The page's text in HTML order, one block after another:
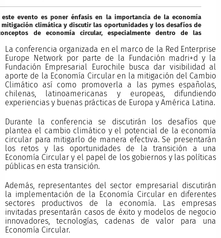
evento es poner énfasis en la importancia de la economía
climática y discutir las oportunidades y los desafíos de
de economía circular, especialmente dentro de las
La conferencia organizada en el marco de la Red Enterprise
Europe Network por parte de la Fundación madri+d y la
Fundación Empresarial Eurochile busca dar visibilidad al
aporte de la Economía Circular en la mitigación del Cambio
Climático así como promoverla a las pymes españolas,
chilenas, latinoamericanas y europeas, difundiendo
experiencias y buenas prácticas de Europa y América Latina.
Durante la conferencia se discutirán los desafíos que
plantea el cambio climático y el potencial de la economía
circular para mitigarlo de manera efectiva. Se presentarán
los retos y las oportunidades de la transición a una
Economía Circular y el papel de los gobiernos y las políticas
públicas en esta transición.
Además, representantes del sector empresarial discutirán
la implementación de la Economía Circular en diferentes
sectores productivos de la economía. Las empresas
invitadas presentarán casos de éxito y modelos de negocio
innovadores, tecnologías, cadenas de valor para una
Economía Circular.